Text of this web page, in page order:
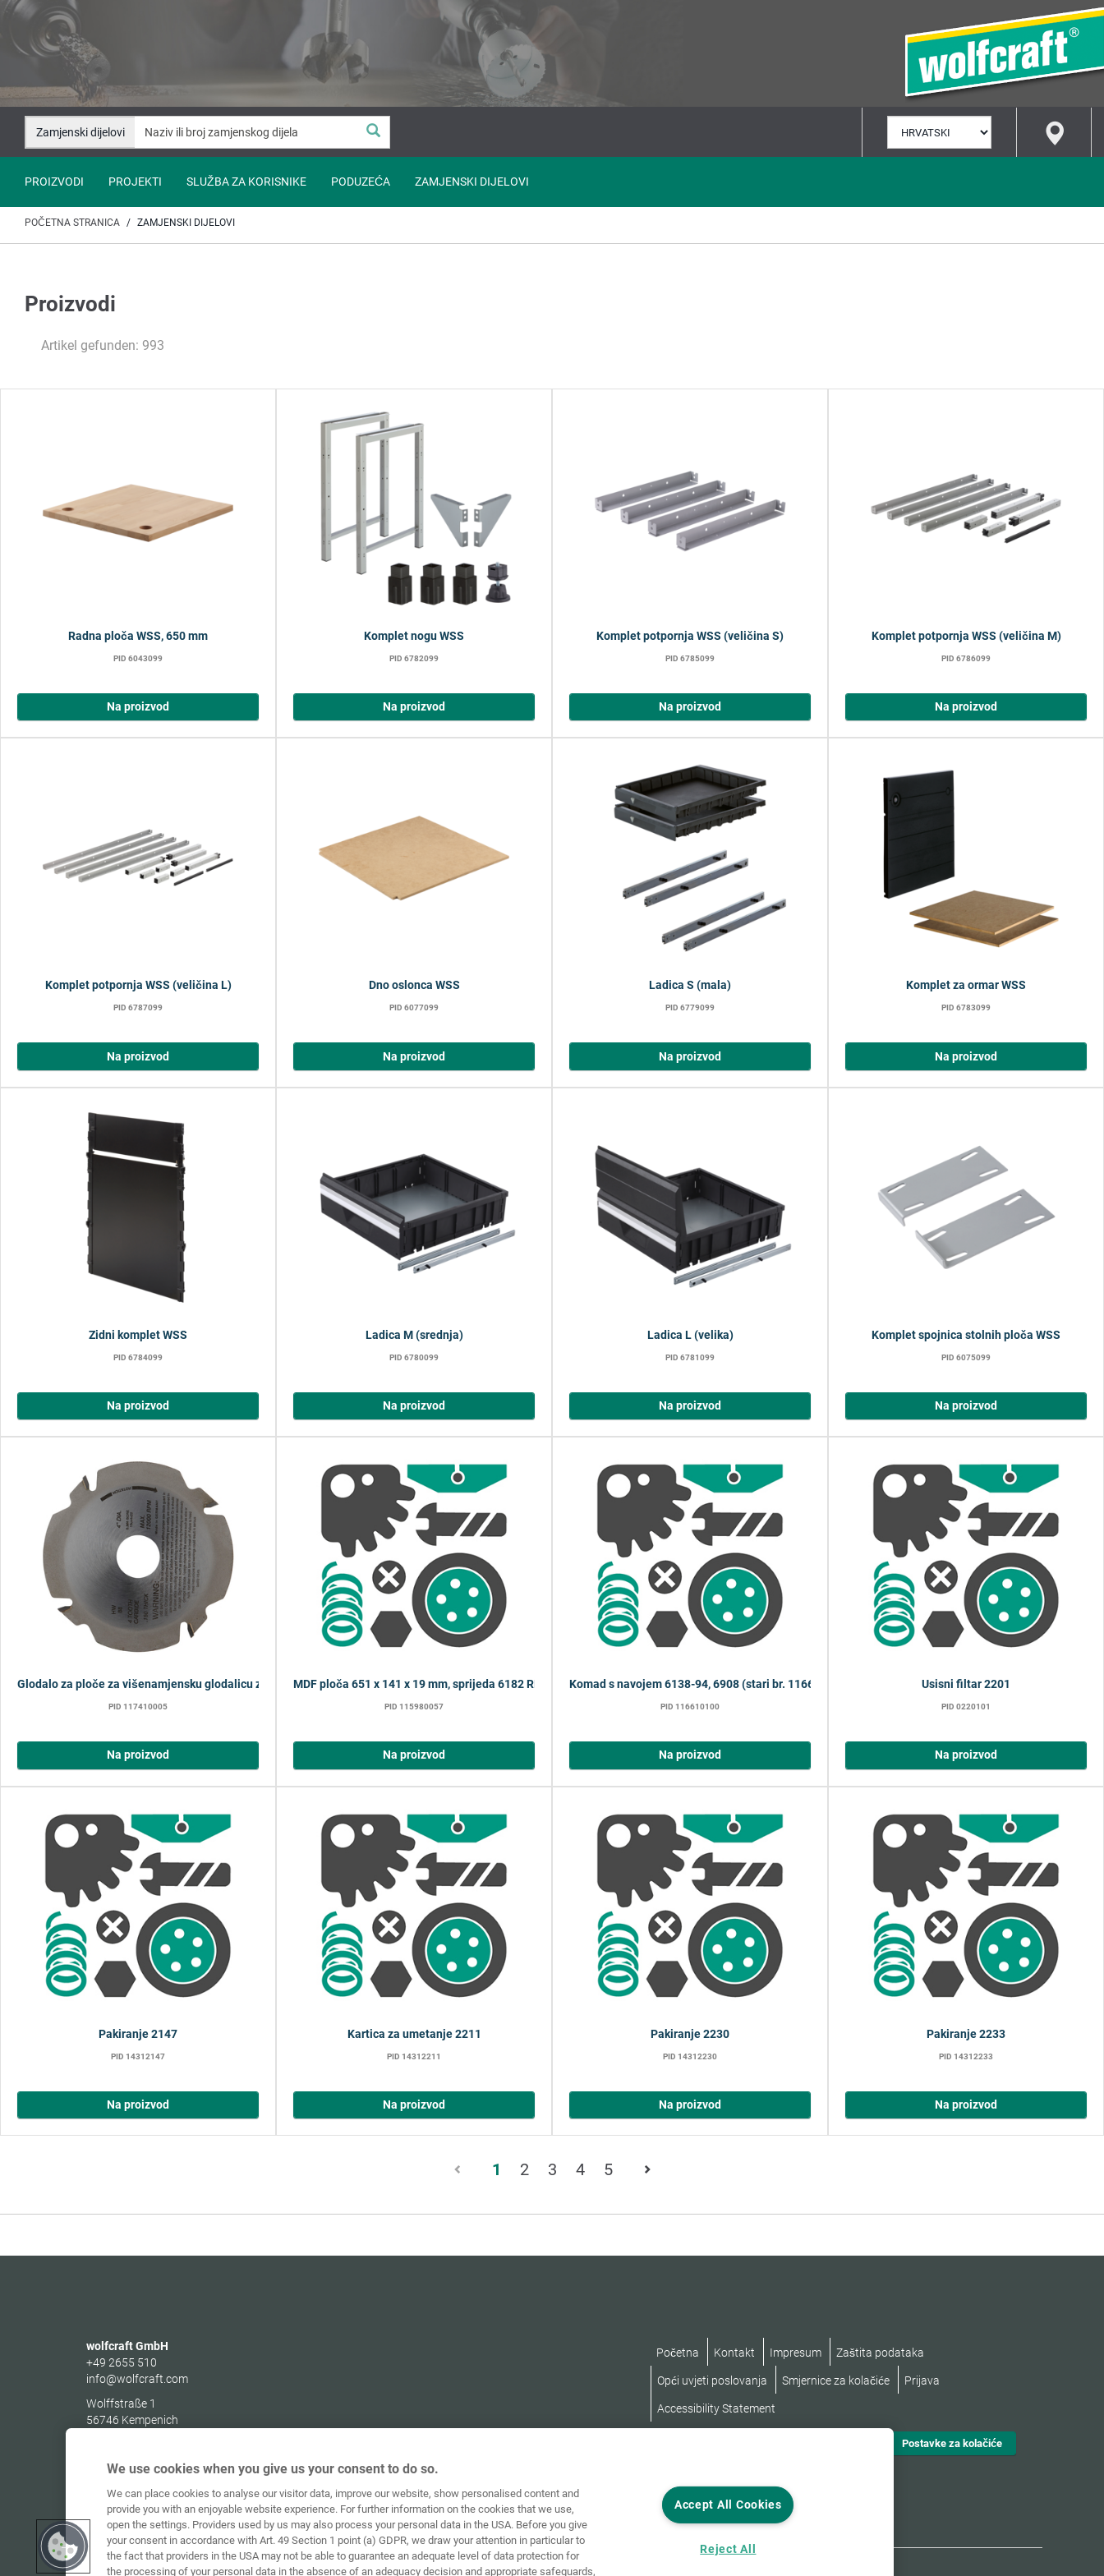
Idi
sadržaj
Idi
navigaciju
Zamjenski dijelovi
JEZIK
PROIZVODI PROJEKTI SLUŽBA ZA KORISNIKE PODUZEĆA ZAMJENSKI DIJELOVI
POČETNA STRANICA ZAMJENSKI DIJELOVI
Proizvodi
Artikel gefunden: 993
Radna ploča WSS, 650 mm
PID 6043099
Na proizvod
Komplet nogu WSS
PID 6782099
Na proizvod
Komplet potpornja WSS (veličina S)
PID 6785099
Na proizvod
Komplet potpornja WSS (veličina M)
PID 6786099
Na proizvod
Komplet potpornja WSS (veličina L)
PID 6787099
Na proizvod
Dno oslonca WSS
PID 6077099
Na proizvod
Ladica S (mala)
PID 6779099
Na proizvod
Komplet za ormar WSS
PID 6783099
Na proizvod
Zidni komplet WSS
PID 6784099
Na proizvod
Ladica M (srednja)
PID 6780099
Na proizvod
Ladica L (velika)
PID 6781099
Na proizvod
Komplet spojnica stolnih ploča WSS
PID 6075099
Na proizvod
Glodalo za ploče za višenamjensku glodalicu za drvo
PID 117410005
Na proizvod
MDF ploča 651 x 141 x 19 mm, sprijeda 6182 RE
PID 115980057
Na proizvod
Komad s navojem 6138-94, 6908 (stari br. 116610116, 116620265)
PID 116610100
Na proizvod
Usisni filtar 2201
PID 0220101
Na proizvod
Pakiranje 2147
PID 14312147
Na proizvod
Kartica za umetanje 2211
PID 14312211
Na proizvod
Pakiranje 2230
PID 14312230
Na proizvod
Pakiranje 2233
PID 14312233
Na proizvod
1 Stranica
od
2 3 4 5
wolfcraft GmbH
+49 2655 510
info@wolfcraft.com
Wolffstraße 1
56746 Kempenich
Početna Kontakt Impresum Zaštita podataka
Opći uvjeti poslovanja Smjernice za kolačiće Prijava
Accessibility Statement
Postavke za kolačiće
We use cookies when you give us your consent to do so.
We can place cookies to analyse our visitor data, improve our website, show personalised content and
provide you with an enjoyable website experience. For further information on the cookies that we use,
open the settings. Providers used by us may also process your personal data in the USA. Before you give
your consent in accordance with Art. 49 Section 1 point (a) GDPR, we draw your attention in particular to
the fact that providers in the USA may not be able to guarantee an adequate level of data protection for
the processing of your personal data in the absence of an adequacy decision and appropriate safeguards,
Accept All Cookies
Reject All